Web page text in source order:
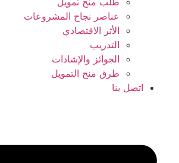
عناصر نجاح المشروعات
الأثر الاقتصادي
التدريب
الجوائز والإشادات
طرق منح التمويل
اتصل بنا